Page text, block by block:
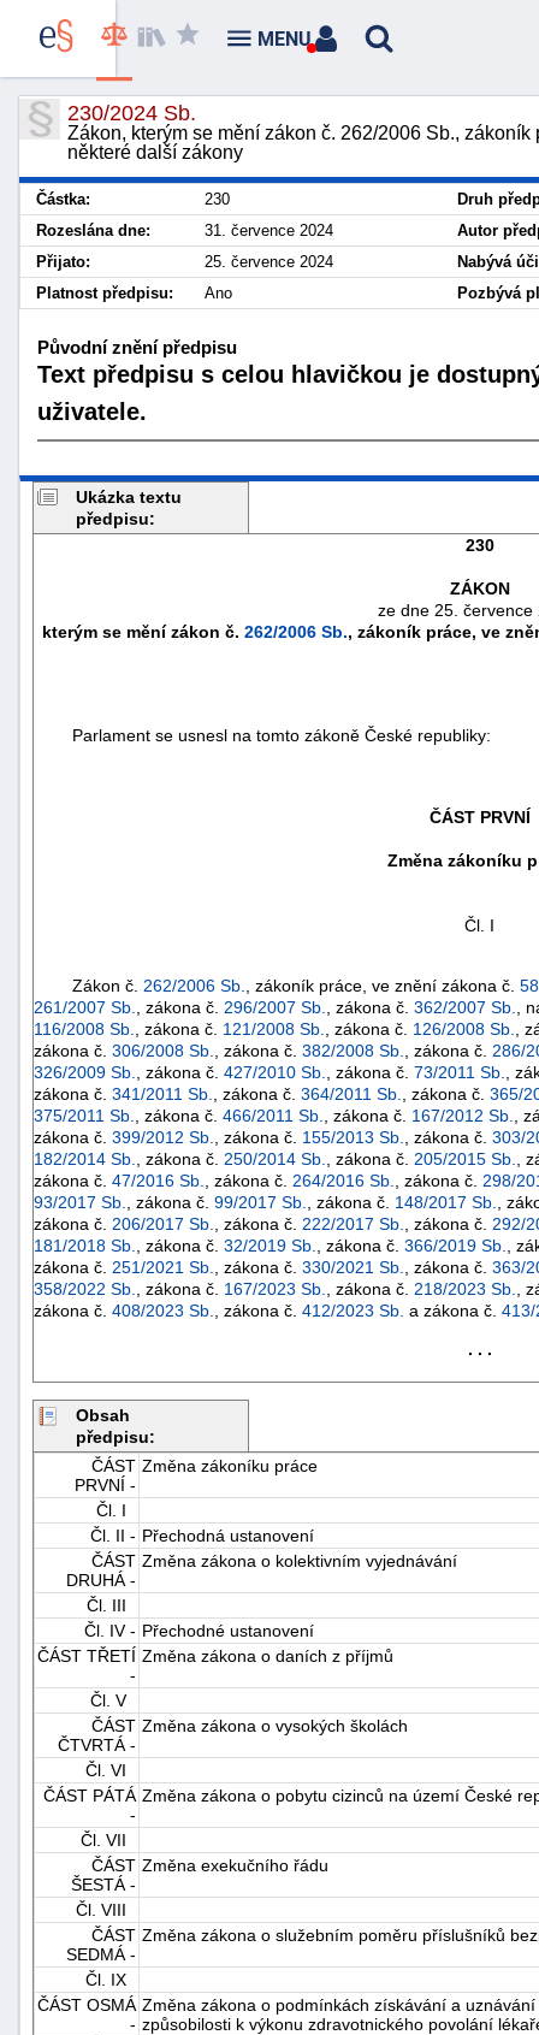
230/2024 Sb.
Zákon, kterým se mění zákon č. 262/2006 Sb.,
některé další zákony
Částka: 230
Druh
Rozeslána dne:
31. července 2024
Autor
Přijato:
25. července 2024
Nabývá
Platnost předpisu:
Ano Pozbývá
Původní znění předpisu
Text předpisu s celou hlavičkou je
uživatele.
Ukázka textu
předpisu:
230
ZÁKON
ze dne 25. července
kterým se mění zákon č. 262/2006 Sb., zákoník práce, ve
Parlament se usnesl na tomto zákoně České republiky:
ČÁST PRVNÍ
Změna zákoníku
Čl. I
Zákon č. 262/2006 Sb. , zákoník práce, ve znění zákona č.
261/2007 Sb.
, zákona č. 296/2007 Sb. , zákona č. 362/2007 Sb.
,
116/2008 Sb.
, zákona č. 121/2008 Sb. , zákona č. 126/2008 Sb.
,
zákona č. 306/2008 Sb. , zákona č. 382/2008 Sb. , zákona č. 286/
326/2009 Sb.
, zákona č. 427/2010 Sb. , zákona č. 73/2011 Sb.
,
zákona č. 341/2011 Sb. , zákona č. 364/2011 Sb. , zákona č. 365/
375/2011 Sb.
, zákona č. 466/2011 Sb. , zákona č. 167/2012 Sb.
,
zákona č. 399/2012 Sb. , zákona č. 155/2013 Sb. , zákona č. 303/
182/2014 Sb.
, zákona č. 250/2014 Sb. , zákona č. 205/2015 Sb.
,
zákona č. 47/2016 Sb. , zákona č. 264/2016 Sb. , zákona č. 298/
93/2017 Sb.
, zákona č. 99/2017 Sb. , zákona č. 148/2017 Sb.
,
zákona č. 206/2017 Sb. , zákona č. 222/2017 Sb. , zákona č. 292/
181/2018 Sb.
, zákona č. 32/2019 Sb. , zákona č. 366/2019 Sb.
,
zákona č. 251/2021 Sb. , zákona č. 330/2021 Sb. , zákona č. 363/
358/2022 Sb.
, zákona č. 167/2023 Sb. , zákona č. 218/2023 Sb.
,
zákona č. 408/2023 Sb. , zákona č. 412/2023 Sb. a zákona č. 413/
. . .
Obsah
předpisu:
ČÁST
PRVNÍ -
Změna zákoníku práce
Čl. I
Čl. II - Přechodná ustanovení
ČÁST
DRUHÁ -
Změna zákona o kolektivním vyjednávání
Čl. III
Čl. IV - Přechodné ustanovení
ČÁST TŘETÍ
-
Změna zákona o daních z příjmů
Čl. V
ČÁST
ČTVRTÁ -
Změna zákona o vysokých školách
Čl. VI
ČÁST PÁTÁ
-
Změna zákona o pobytu cizinců na území České
Čl. VII
ČÁST
ŠESTÁ -
Změna exekučního řádu
Čl. VIII
ČÁST
SEDMÁ -
Změna zákona o služebním poměru příslušníků
Čl. IX
ČÁST OSMÁ
-
Změna zákona o podmínkách získávání a
způsobilosti k výkonu zdravotnického povolání
MENU
-
náhrady